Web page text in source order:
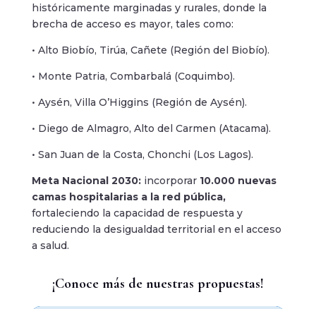
históricamente marginadas y rurales, donde la
brecha de acceso es mayor, tales como:
• Alto Biobío, Tirúa, Cañete (Región del Biobío).
• Monte Patria, Combarbalá (Coquimbo).
• Aysén, Villa O’Higgins (Región de Aysén).
• Diego de Almagro, Alto del Carmen (Atacama).
• San Juan de la Costa, Chonchi (Los Lagos).
Meta Nacional 2030: incorporar 10.000 nuevas
camas hospitalarias a la red pública,
fortaleciendo la capacidad de respuesta y
reduciendo la desigualdad territorial en el acceso
a salud.
¡Conoce más de nuestras propuestas!